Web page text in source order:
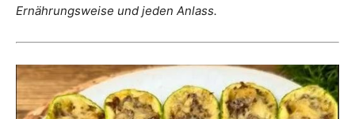
Ernährungsweise und jeden Anlass.